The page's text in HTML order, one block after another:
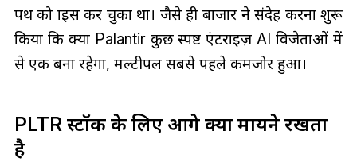
पथ को प्राइस कर चुका था। जैसे ही बाजार ने संदेह करना शुरू
किया कि क्या Palantir कुछ स्पष्ट एंटरप्राइज़ AI विजेताओं में
से एक बना रहेगा, मल्टीपल सबसे पहले कमजोर हुआ।
PLTR स्टॉक के लिए आगे क्या मायने रखता
है